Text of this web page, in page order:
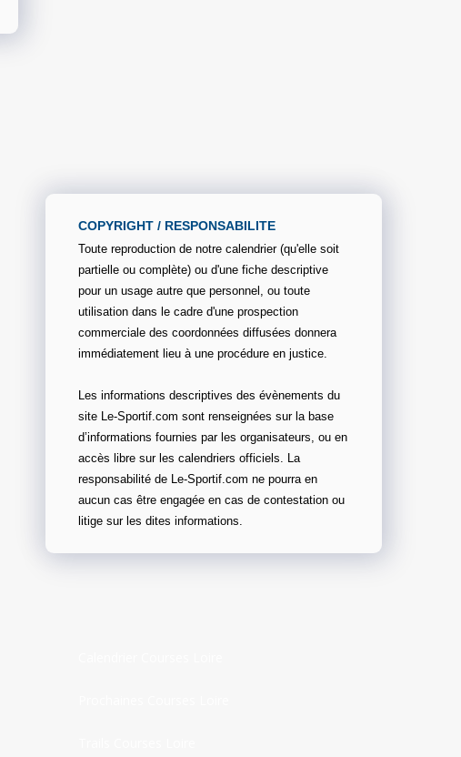
COPYRIGHT / RESPONSABILITE
Toute reproduction de notre calendrier (qu'elle soit
partielle ou complète) ou d'une fiche descriptive
pour un usage autre que personnel, ou toute
utilisation dans le cadre d'une prospection
commerciale des coordonnées diffusées donnera
immédiatement lieu à une procédure en justice.
Les informations descriptives des évènements du
site Le-Sportif.com sont renseignées sur la base
d’informations fournies par les organisateurs, ou en
accès libre sur les calendriers officiels. La
responsabilité de Le-Sportif.com ne pourra en
aucun cas être engagée en cas de contestation ou
litige sur les dites informations.